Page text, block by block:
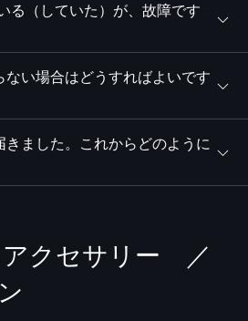
る（していた）が、故障です
い場合はどうすればよいです
ました。これからどのように
クセサリー ／